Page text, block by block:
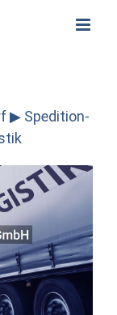
▶︎ Spedition-